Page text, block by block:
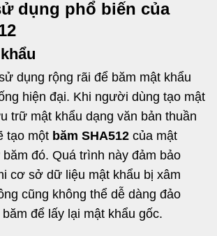
dụng phổ biến của
dụng rộng rãi để băm mật khẩu
hiện đại. Khi người dùng tạo mật
trữ mật khẩu dạng văn bản thuần
tạo một băm SHA512 của mật
đó. Quá trình này đảm bảo
cơ sở dữ liệu mật khẩu bị xâm
cũng không thể dễ dàng đảo
để lấy lại mật khẩu gốc.